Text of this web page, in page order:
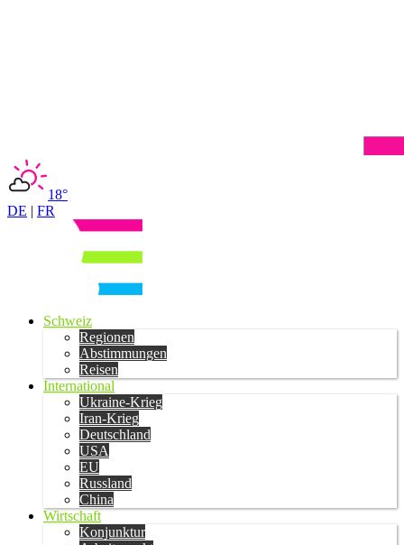
18°
DE | FR
Schweiz
Regionen
Abstimmungen
Reisen
International
Ukraine-Krieg
Iran-Krieg
Deutschland
USA
EU
Russland
China
Wirtschaft
Konjunktur